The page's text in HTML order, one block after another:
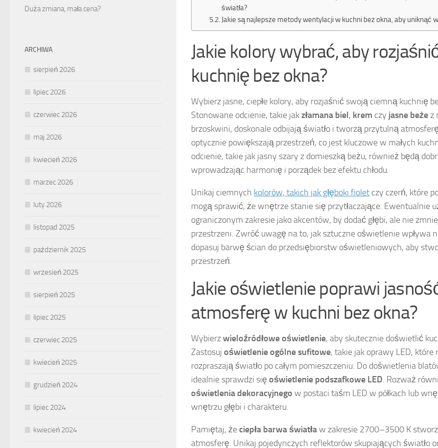
światła?
Jakie są najlepsze metody wentylacji w kuchni bez okna, aby uniknąć
Jakie kolory wybrać, aby
kuchnię bez okna?
Wybierz jasne, ciepłe kolory, aby rozjaśnić swoją ciemną kuchnię
Stonowane odcienie, takie jakzłamana biel, krem czy jasne beżez
brzoskwini, doskonale odbijają światło i tworzą przytulną
optycznie powiększają przestrzeń, co jest kluczowe w małych
odcienie, takie jak jasny szary z domieszką beżu, również będą
wprowadzając harmonię i porządek bez efektu chłodu.
Unikaj ciemnych kolorów, takich jak głęboki fiolet czy czerń, które
mogą sprawić, że wnętrze stanie się przytłaczające. Ewentualnie
ograniczonym zakresie jako akcentów, by dodać głębi, ale nie
przestrzeni. Zwróć uwagę na to, jak sztuczne oświetlenie wpływa
dopasuj barwę ścian do przedsiębiorstw oświetleniowych, aby
przestrzeń.
Jakie oświetlenie poprawi
atmosferę w kuchni bez okna?
Wybierzwieloźródłowe oświetlenie, aby skutecznie doświetlić
Zastosuj oświetlenie ogólne sufitowe, takie jak oprawy LED,
rozpraszają światło po całym pomieszczeniu. Do doświetlenia
idealnie sprawdzi sięoświetlenie podszafkowe LED. Rozważ
oświetlenia dekoracyjnego w postaci taśm LED w półkach lub
wnętrzu głębi i charakteru.
Pamiętaj, żeciepła barwa światław zakresie 2700–3500 K
atmosferę. Unikaj pojedynczych reflektorów skupiających światło
Duża zmiana, mała cena?
ARCHIWA
sierpień 2026
lipiec 2026
czerwiec 2026
maj 2026
kwiecień 2026
marzec 2026
luty 2026
listopad 2025
październik 2025
wrzesień 2025
sierpień 2025
lipiec 2025
czerwiec 2025
kwiecień 2025
grudzień 2024
lipiec 2024
kwiecień 2024